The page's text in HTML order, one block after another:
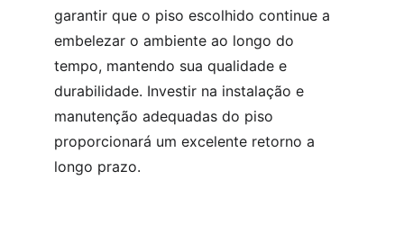
garantir que o piso escolhido continue a
embelezar o ambiente ao longo do
tempo, mantendo sua qualidade e
durabilidade. Investir na instalação e
manutenção adequadas do piso
proporcionará um excelente retorno a
longo prazo.